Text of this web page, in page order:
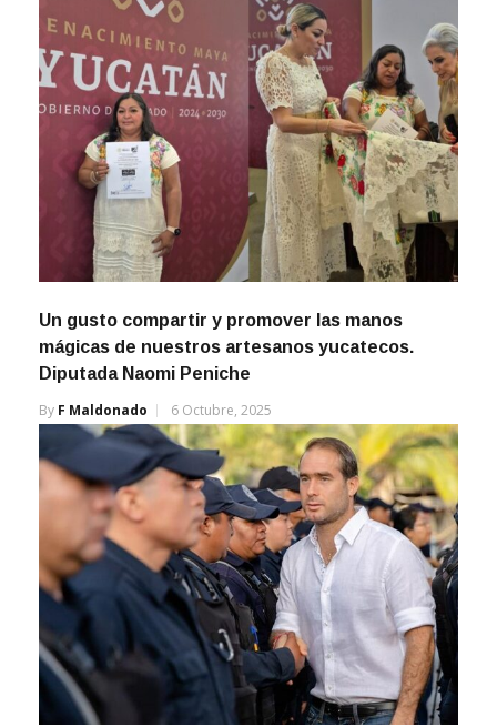
Un gusto compartir y promover las manos
mágicas de nuestros artesanos yucatecos.
Diputada Naomi Peniche
By F Maldonado 6 Octubre, 2025